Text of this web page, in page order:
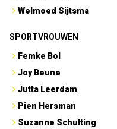
Welmoed Sijtsma
SPORTVROUWEN
Femke Bol
Joy Beune
Jutta Leerdam
Pien Hersman
Suzanne Schulting